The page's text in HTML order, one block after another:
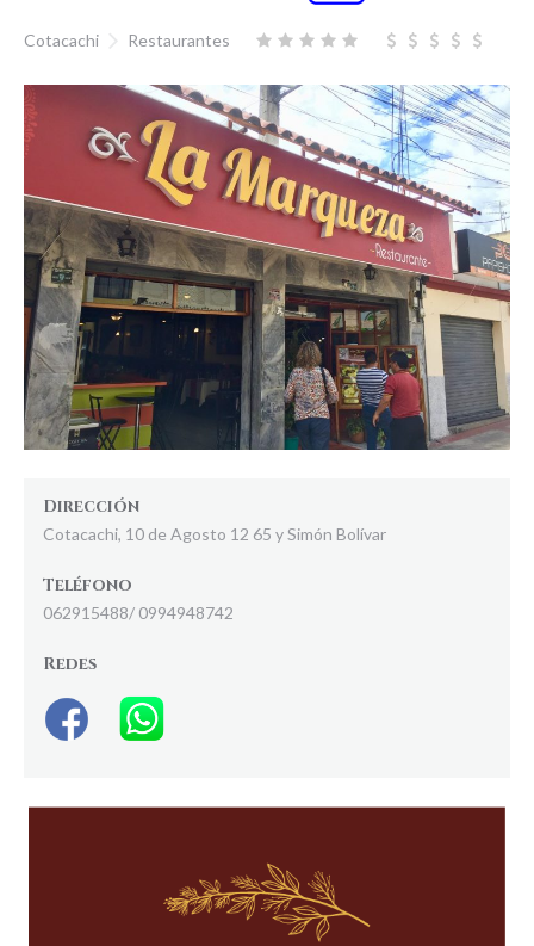
Cotacachi Restaurantes
Dirección
Cotacachi, 10 de Agosto 12 65 y Simón Bolívar
Teléfono
062915488/ 0994948742
Redes